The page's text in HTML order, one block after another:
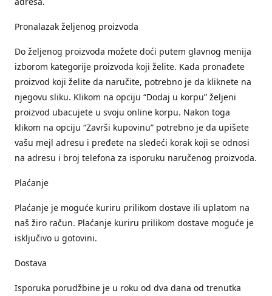
Pronalazak željenog proizvoda
Do željenog proizvoda možete doći putem glavnog menija
izborom kategorije proizvoda koji želite. Kada pronađete
proizvod koji želite da naručite, potrebno je da kliknete na
njegovu sliku. Klikom na opciju “Dodaj u korpu” željeni
proizvod ubacujete u svoju online korpu. Nakon toga
klikom na opciju “Završi kupovinu” potrebno je da upišete
vašu mejl adresu i pređete na sledeći korak koji se odnosi
na adresu i broj telefona za isporuku naručenog proizvoda.
Plaćanje
Plaćanje je moguće kuriru prilikom dostave ili uplatom na
naš žiro račun. Plaćanje kuriru prilikom dostave moguće je
isključivo u gotovini.
Dostava
Isporuka porudžbine je u roku od dva dana od trenutka